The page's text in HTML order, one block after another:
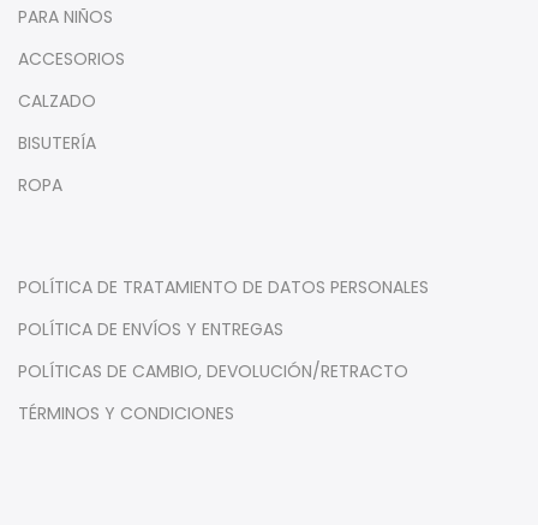
PARA NIÑOS
ACCESORIOS
CALZADO
BISUTERÍA
ROPA
POLÍTICA DE TRATAMIENTO DE DATOS PERSONALES
POLÍTICA DE ENVÍOS Y ENTREGAS
POLÍTICAS DE CAMBIO, DEVOLUCIÓN/RETRACTO
TÉRMINOS Y CONDICIONES